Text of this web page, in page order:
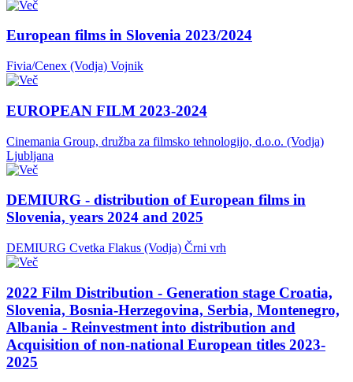
European films in Slovenia 2023/2024
Fivia/Cenex (Vodja) Vojnik
EUROPEAN FILM 2023-2024
Cinemania Group, družba za filmsko tehnologijo, d.o.o. (Vodja)
Ljubljana
DEMIURG - distribution of European films in
Slovenia, years 2024 and 2025
DEMIURG Cvetka Flakus (Vodja) Črni vrh
2022 Film Distribution - Generation stage Croatia,
Slovenia, Bosnia-Herzegovina, Serbia, Montenegro,
Albania - Reinvestment into distribution and
Acquisition of non-national European titles 2023-
2025